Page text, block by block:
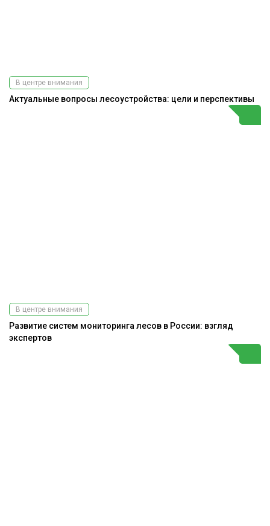
В центре внимания
Актуальные вопросы лесоустройства: цели и перспективы
В центре внимания
Развитие систем мониторинга лесов в России: взгляд
экспертов